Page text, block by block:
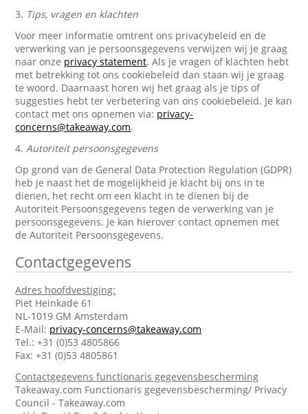
3. Tips, vragen en klachten
Voor meer informatie omtrent ons privacybeleid en de
verwerking van je persoonsgegevens verwijzen wij je graag
naar onze privacy statement. Als je vragen of klachten hebt
met betrekking tot ons cookiebeleid dan staan wij je graag
te woord. Daarnaast horen wij het graag als je tips of
suggesties hebt ter verbetering van ons cookiebeleid. Je kan
contact met ons opnemen via: privacy-
concerns@takeaway.com.
4.Autoriteit persoonsgegevens
Op grond van de General Data Protection Regulation (GDPR)
heb je naast het de mogelijkheid je klacht bij ons in te
dienen, het recht om een klacht in te dienen bij de
Autoriteit Persoonsgegevens tegen de verwerking van je
persoonsgegevens. Je kan hierover contact opnemen met
de Autoriteit Persoonsgegevens.
Contactgegevens
Adres hoofdvestiging:
Piet Heinkade 61
NL-1019 GM Amsterdam
E-Mail: privacy-concerns@takeaway.com
Tel.: +31 (0)53 4805866
Fax: +31 (0)53 4805861
Contactgegevens functionaris gegevensbescherming
Takeaway.com Functionaris gegevensbescherming/ Privacy
Council - Takeaway.com